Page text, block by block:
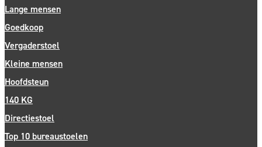
Lange mensen
Goedkoop
Vergaderstoel
Kleine mensen
Hoofdsteun
140 KG
Directiestoel
Top 10 bureaustoelen